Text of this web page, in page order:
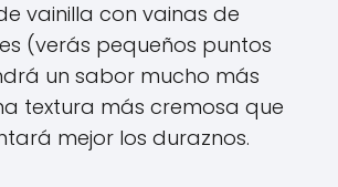
vainilla con vainas de
(verás pequeños puntos
un sabor mucho más
textura más cremosa que
mejor los duraznos.